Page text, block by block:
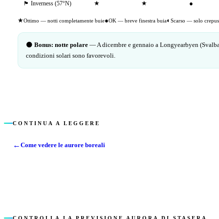
🏴󠁧󠁢󠁳󠁣󠁴󠁿 Inverness (57°N) ★ ★ ●
★Ottimo — notti completamente buie●OK — breve finestra buia◐ Scarso — solo
🌑 Bonus: notte polare — A dicembre e gennaio a Longyearbyen
condizioni solari sono favorevoli.
CONTINUA A LEGGERE
← Come vedere le aurore boreali